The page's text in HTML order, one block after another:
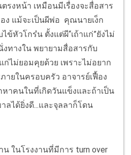
รงหน้า เหมือนมีเรื่องจะสื่อสาร
ง แม้จะเป็นผีพ่อ คุณนายเง็ก
ข้หัวโกร๋น ตั้งแต่ผี“เถ้าแก่”ยังไม่
งทางใน พยายามสื่อสารกับ
ไม่ยอมคุยด้วย เพราะไม่อยาก
ายในครอบครัว อาจารย์เฟื้อง
าคนในที่เกิดวันแข็งและถ้าเป็น
ลได้ยิ่งดี...และจุลลาก็โดน
ในโรงงานที่มีการ turn over